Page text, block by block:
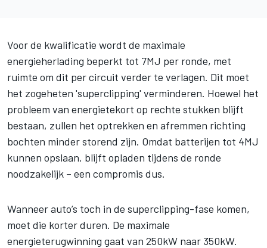
Voor de kwalificatie wordt de maximale
energieherlading beperkt tot 7MJ per ronde, met
ruimte om dit per circuit verder te verlagen. Dit moet
het zogeheten 'superclipping' verminderen. Hoewel het
probleem van energietekort op rechte stukken blijft
bestaan, zullen het optrekken en afremmen richting
bochten minder storend zijn. Omdat batterijen tot 4MJ
kunnen opslaan, blijft opladen tijdens de ronde
noodzakelijk – een compromis dus.
Wanneer auto’s toch in de superclipping-fase komen,
moet die korter duren. De maximale
energieterugwinning gaat van 250kW naar 350kW.